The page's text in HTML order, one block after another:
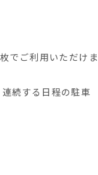
でご利用いただけま
連続する日程の駐車